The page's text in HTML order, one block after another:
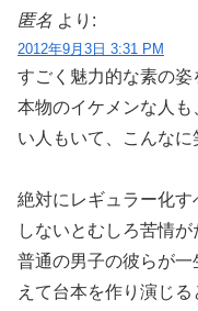
匿名 より:
2012年9月3日 3:31 PM
すごく魅力的な素の姿
本物のイケメンな人
い人もいて、こんな
絶対にレギュラー化す
しないとむしろ苦情
普通の男子の彼らが
えて台本を作り演じ